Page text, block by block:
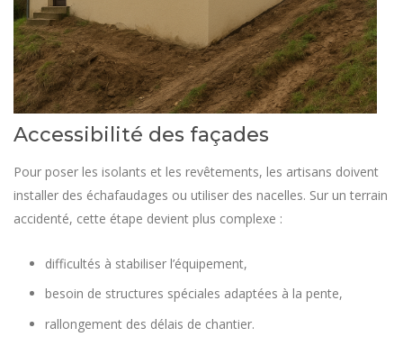
Accessibilité des façades
Pour poser les isolants et les revêtements, les artisans doivent
installer des échafaudages ou utiliser des nacelles. Sur un terrain
accidenté, cette étape devient plus complexe :
difficultés à stabiliser l’équipement,
besoin de structures spéciales adaptées à la pente,
rallongement des délais de chantier.